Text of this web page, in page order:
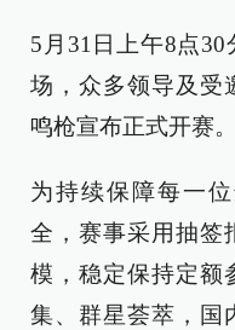
5月31日上午8点
场，众多领导及受
鸣枪宣布正式开赛。
为持续保障每一
全，赛事采用抽签
模，稳定保持定额
集、群星荟萃，国